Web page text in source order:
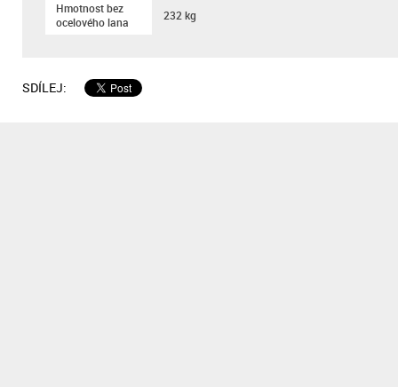
Hmotnost bez
ocelového lana
232 kg
SDÍLEJ: